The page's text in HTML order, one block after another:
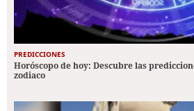
PREDICCIONES
Horóscopo de hoy: Descubre las
zodiaco